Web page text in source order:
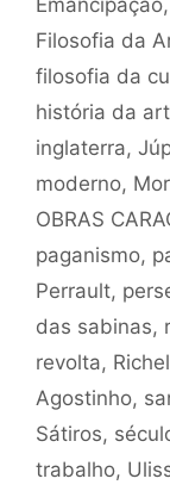
Filosofia da
filosofia da
história da
inglaterra,
moderno,
OBRAS
paganismo,
Perrault,
das sabinas,
revolta,
Agostinho,
Sátiros,
trabalho,